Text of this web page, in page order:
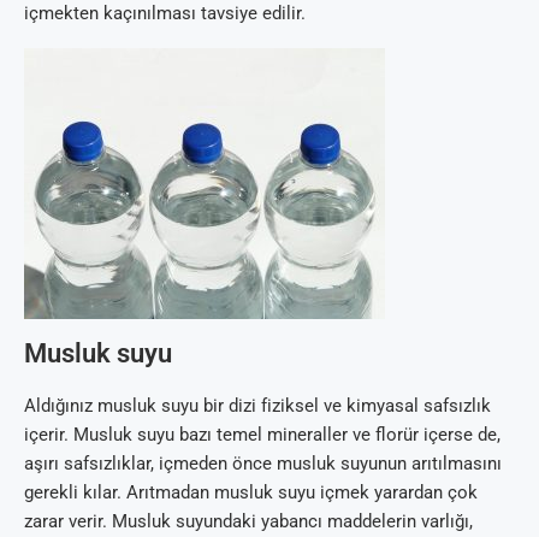
içmekten kaçınılması tavsiye edilir.
Musluk suyu
Aldığınız musluk suyu bir dizi fiziksel ve kimyasal safsızlık
içerir. Musluk suyu bazı temel mineraller ve florür içerse de,
aşırı safsızlıklar, içmeden önce musluk suyunun arıtılmasını
gerekli kılar. Arıtmadan musluk suyu içmek yarardan çok
zarar verir. Musluk suyundaki yabancı maddelerin varlığı,